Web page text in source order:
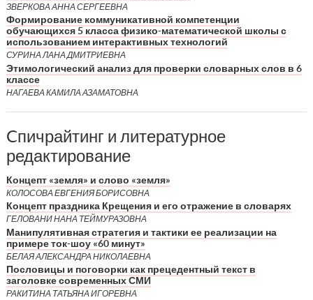
ЗВЕРКОВА АННА СЕРГЕЕВНА
Формирование коммуникативной компетенции
обучающихся 5 класса физико-математической школы с
использованием интерактивных технологий
СУРИНА ЛАНА ДМИТРИЕВНА
Этимологический анализ для проверки словарных слов в 6
классе
НАГАЕВА КАМИЛА АЗАМАТОВНА
Cпичрайтинг и литературное
редактирование
Концепт «земля» и слово «земля»
КОЛОСОВА ЕВГЕНИЯ БОРИСОВНА
Концепт праздника Крещения и его отражение в словарях
ГЕЛОВАНИ НАНА ТЕЙМУРАЗОВНА
Манипулятивная стратегия и тактики ее реализации на
примере ток-шоу «60 минут»
БЕЛАЯ АЛЕКСАНДРА НИКОЛАЕВНА
Пословицы и поговорки как прецедентный текст в
заголовке современных СМИ
РАКИТИНА ТАТЬЯНА ИГОРЕВНА